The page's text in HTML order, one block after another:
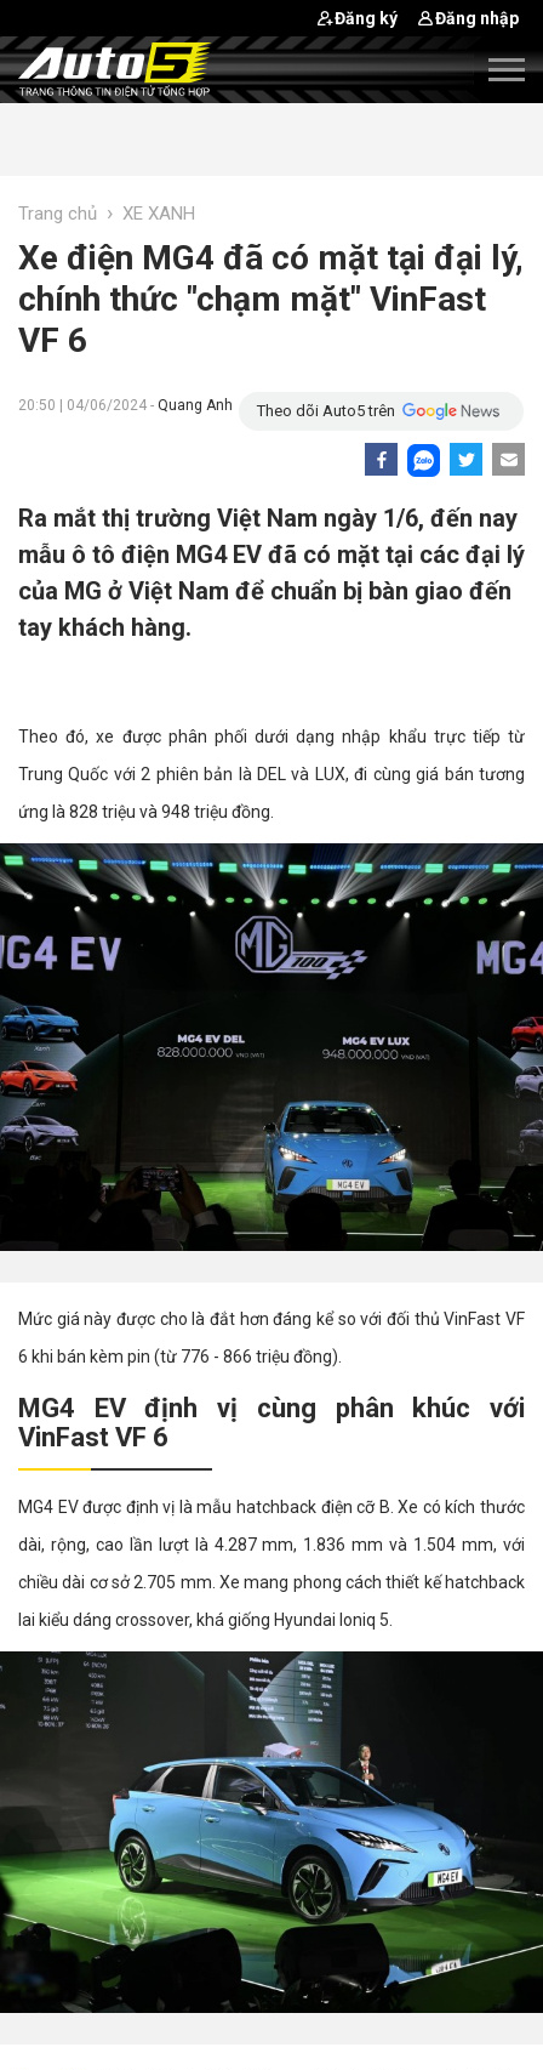
Đăng ký Đăng nhập
Trang chủ › XE XANH
Xe điện MG4 đã có mặt tại đại lý,
chính thức "chạm mặt" VinFast
VF 6
20:50 | 04/06/2024 - Quang Anh Theo dõi Auto5 trên
Ra mắt thị trường Việt Nam ngày 1/6, đến nay
mẫu ô tô điện MG4 EV đã có mặt tại các đại lý
của MG ở Việt Nam để chuẩn bị bàn giao đến
tay khách hàng.
Theo đó, xe được phân phối dưới dạng nhập khẩu trực tiếp từ
Trung Quốc với 2 phiên bản là DEL và LUX, đi cùng giá bán tương
ứng là 828 triệu và 948 triệu đồng.
Mức giá này được cho là đắt hơn đáng kể so với đối thủ VinFast VF
6 khi bán kèm pin (từ 776 - 866 triệu đồng).
MG4 EV định vị cùng phân khúc với
VinFast VF 6
MG4 EV được định vị là mẫu hatchback điện cỡ B. Xe có kích thước
dài, rộng, cao lần lượt là 4.287 mm, 1.836 mm và 1.504 mm, với
chiều dài cơ sở 2.705 mm. Xe mang phong cách thiết kế hatchback
lai kiểu dáng crossover, khá giống Hyundai Ioniq 5.